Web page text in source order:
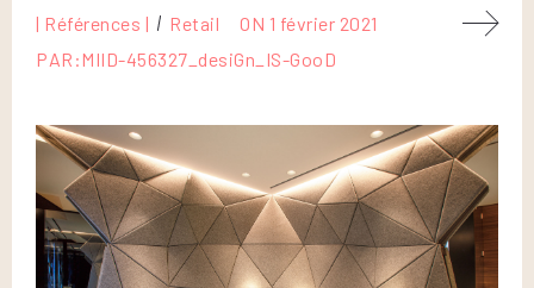
| Références | Retail ON 1 février 2021
PAR: MIID-456327_desiGn_IS-GooD